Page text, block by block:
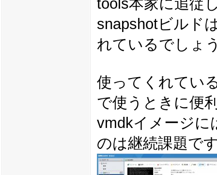
tools本家に追従
snapshotビルド
れているでしょ
使ってくれてい
で使うときに便
vmdkイメージに
のは継続課題で